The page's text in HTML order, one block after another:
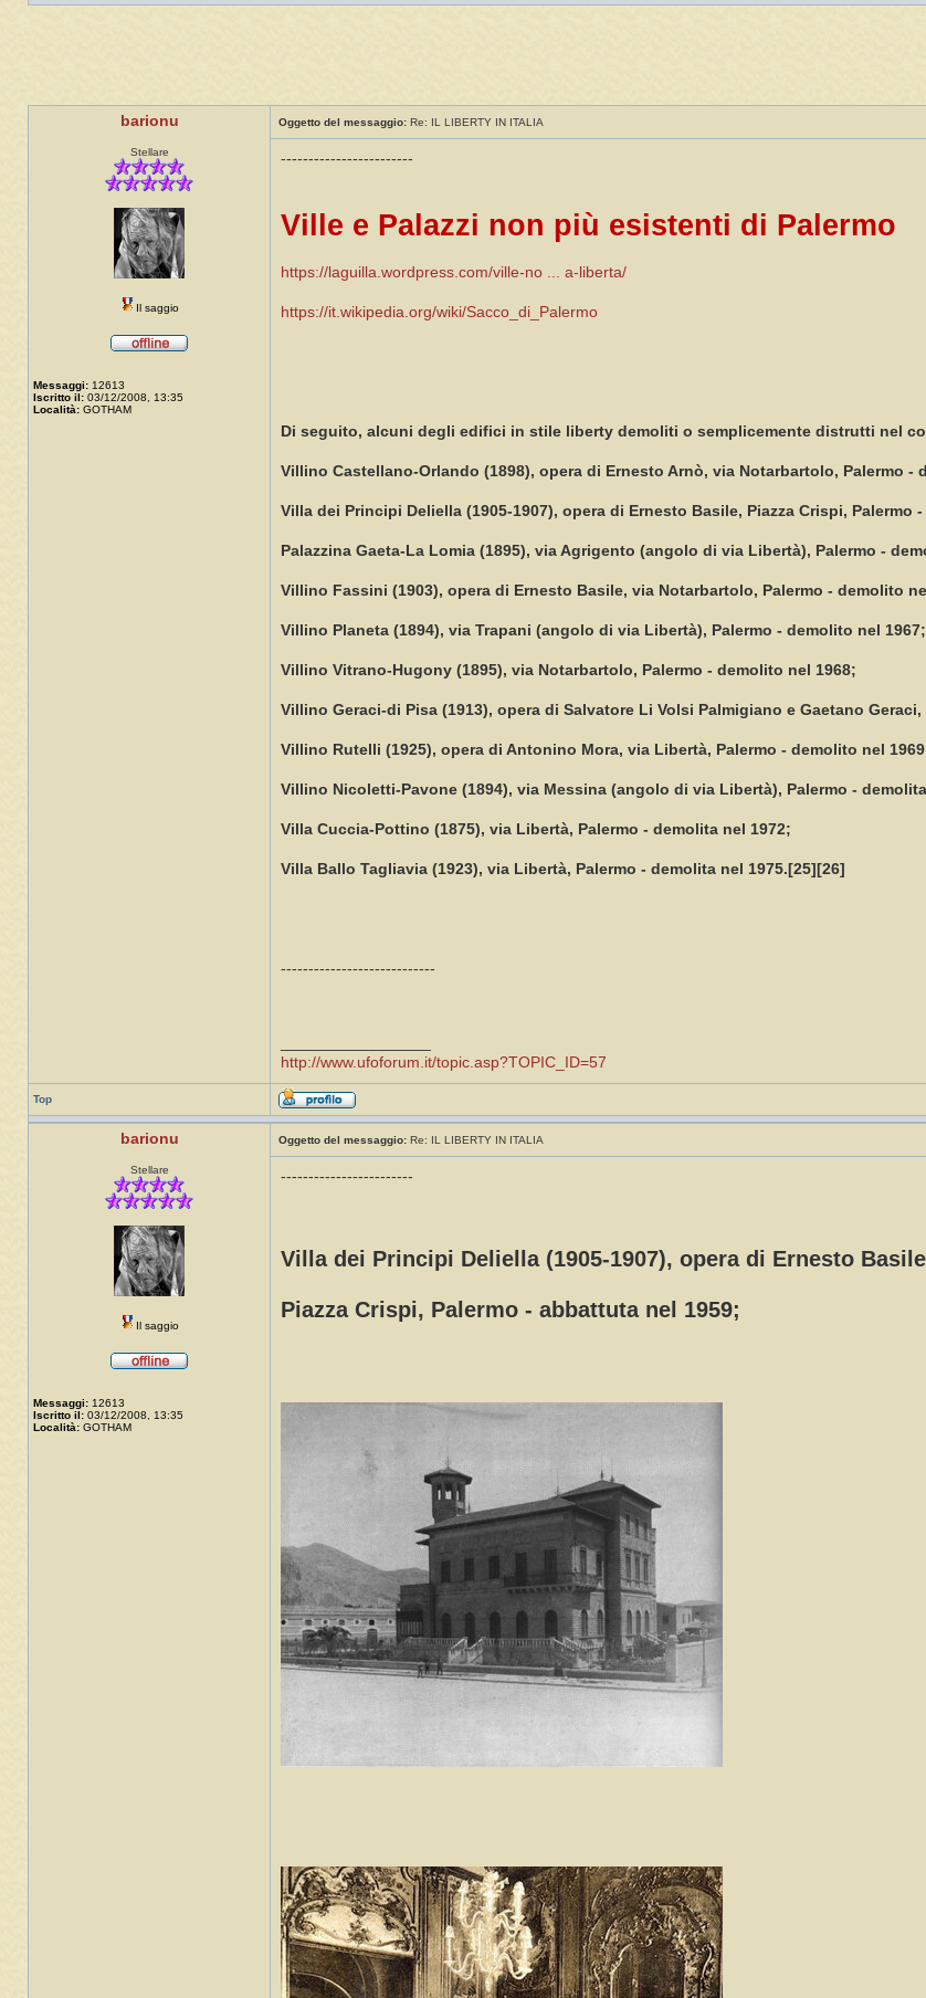
barionu
Stellare
Il saggio
Messaggi: 12613
Iscritto il: 03/12/2008, 13:35
Località: GOTHAM
Oggetto del messaggio: Re: IL LIBERTY IN ITALIA
------------------------
Ville e Palazzi non più esistenti di Palermo
https://laguilla.wordpress.com/ville-no ... a-liberta/
https://it.wikipedia.org/wiki/Sacco_di_Palermo
Di seguito, alcuni degli edifici in stile liberty demoliti o semplicemente distrutti nel
Villino Castellano-Orlando (1898), opera di Ernesto Arnò, via Notarbartolo, Palermo -
Villa dei Principi Deliella (1905-1907), opera di Ernesto Basile, Piazza Crispi, Palermo
Palazzina Gaeta-La Lomia (1895), via Agrigento (angolo di via Libertà), Palermo -
Villino Fassini (1903), opera di Ernesto Basile, via Notarbartolo, Palermo - demolito
Villino Planeta (1894), via Trapani (angolo di via Libertà), Palermo - demolito nel 1967;
Villino Vitrano-Hugony (1895), via Notarbartolo, Palermo - demolito nel 1968;
Villino Geraci-di Pisa (1913), opera di Salvatore Li Volsi Palmigiano e Gaetano
Villino Rutelli (1925), opera di Antonino Mora, via Libertà, Palermo - demolito nel
Villino Nicoletti-Pavone (1894), via Messina (angolo di via Libertà), Palermo -
Villa Cuccia-Pottino (1875), via Libertà, Palermo - demolita nel 1972;
Villa Ballo Tagliavia (1923), via Libertà, Palermo - demolita nel 1975.[25][26]
----------------------------
http://www.ufoforum.it/topic.asp?TOPIC_ID=57
Top
barionu
Stellare
Il saggio
Messaggi: 12613
Iscritto il: 03/12/2008, 13:35
Località: GOTHAM
Oggetto del messaggio: Re: IL LIBERTY IN ITALIA
------------------------
Villa dei Principi Deliella (1905-1907), opera di Ernesto
Piazza Crispi, Palermo - abbattuta nel 1959;